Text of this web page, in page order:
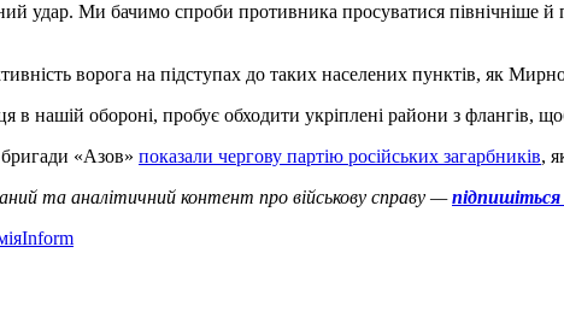
удар. Ми бачимо спроби противника просуватися північніше
ворога на підступах до таких населених пунктів, як
в нашій обороні, пробує обходити укріплені райони з флангів,
«Азов» показали чергову партію російських загарбників,
та аналітичний контент про військову справу —